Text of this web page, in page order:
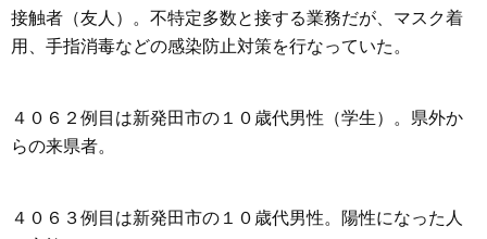
接触者（友人）。不特定多数と接する業務だが、マスク着
用、手指消毒などの感染防止対策を行なっていた。
４０６２例目は新発田市の１０歳代男性（学生）。県外か
らの来県者。
４０６３例目は新発田市の１０歳代男性。陽性になった人